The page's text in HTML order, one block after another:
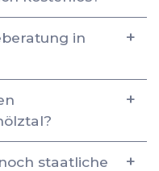
in
staatliche